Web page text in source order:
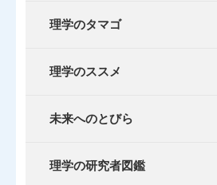
理学のタマゴ
理学のススメ
未来へのとびら
理学の研究者図鑑